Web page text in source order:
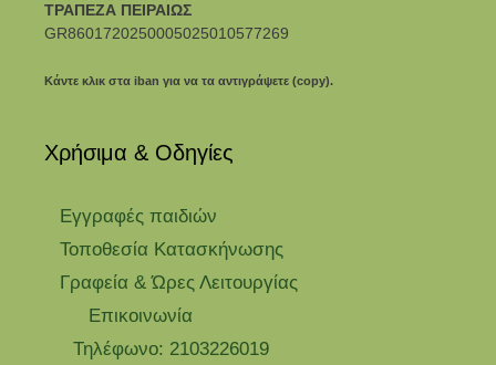
ΤΡΑΠΕΖΑ ΠΕΙΡΑΙΩΣ
GR8601720250005025010577269
Κάντε κλικ στα iban για να τα αντιγράψετε (copy).
Χρήσιμα & Οδηγίες
Eγγραφές παιδιών
Τοποθεσία Κατασκήνωσης
Γραφεία & Ώρες Λειτουργίας
Επικοινωνία
Τηλέφωνο: 2103226019